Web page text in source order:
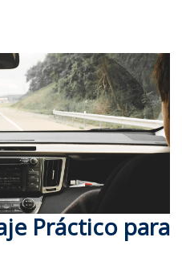
Práctico para